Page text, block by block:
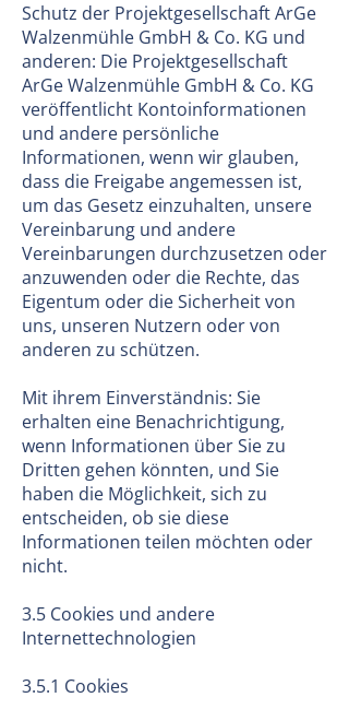
Schutz der Projektgesellschaft ArGe
Walzenmühle GmbH & Co. KG und
anderen: Die Projektgesellschaft
ArGe Walzenmühle GmbH & Co. KG
veröffentlicht Kontoinformationen
und andere persönliche
Informationen, wenn wir glauben,
dass die Freigabe angemessen ist,
um das Gesetz einzuhalten, unsere
Vereinbarung und andere
Vereinbarungen durchzusetzen oder
anzuwenden oder die Rechte, das
Eigentum oder die Sicherheit von
uns, unseren Nutzern oder von
anderen zu schützen.
Mit ihrem Einverständnis: Sie
erhalten eine Benachrichtigung,
wenn Informationen über Sie zu
Dritten gehen könnten, und Sie
haben die Möglichkeit, sich zu
entscheiden, ob sie diese
Informationen teilen möchten oder
nicht.
3.5 Cookies und andere
Internettechnologien
3.5.1 Cookies